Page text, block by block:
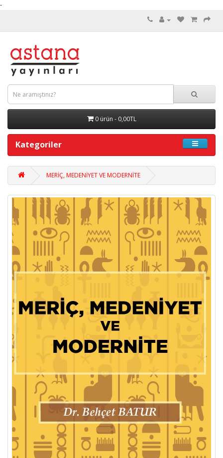
-
0 ürün - 0,00TL
Kategoriler
MERİÇ, MEDENİYET VE MODERNİTE